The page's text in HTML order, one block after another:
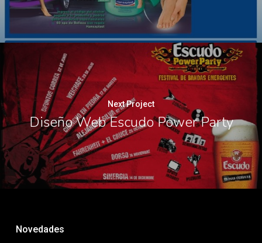
Next Project
Diseño Web Escudo Power Party
Novedades